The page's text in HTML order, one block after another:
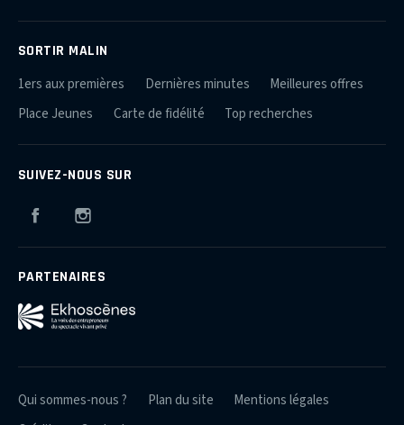
SORTIR MALIN
1ers aux premières Dernières minutes
Meilleures offres
Place Jeunes
Carte de fidélité Top recherches
SUIVEZ-NOUS SUR
Facebook
PARTENAIRES
Qui sommes-nous ? Plan du site
Mentions légales